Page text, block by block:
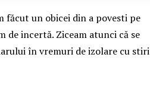
făcut un obicei din a povesti pe
incertă. Ziceam atunci că se
în vremuri de izolare cu stiri